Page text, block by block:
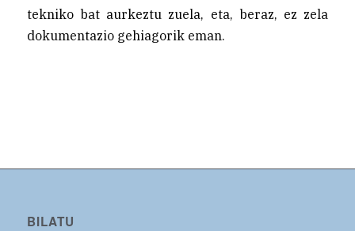
tekniko bat aurkeztu zuela, eta, beraz, ez zela
dokumentazio gehiagorik eman.
BILATU